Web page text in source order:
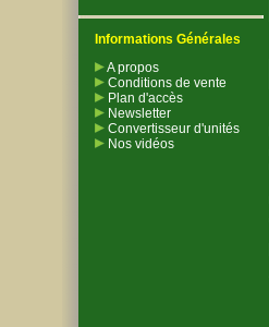
Informations Générales
A propos
Conditions de vente
Plan d'accès
Newsletter
Convertisseur d'unités
Nos vidéos